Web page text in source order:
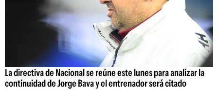
La directiva de Nacional se reúne este lunes para analizar la
continuidad de Jorge Bava y el entrenador será citado